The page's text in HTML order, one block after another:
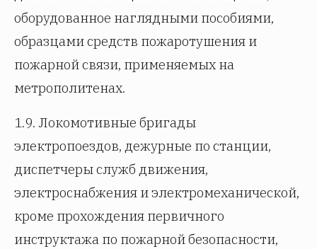
оборудованное наглядными пособиями,
образцами средств пожаротушения и
пожарной связи, применяемых на
метрополитенах.
1.9. Локомотивные бригады
электропоездов, дежурные по станции,
диспетчеры служб движения,
электроснабжения и электромеханической,
кроме прохождения первичного
инструктажа по пожарной безопасности,